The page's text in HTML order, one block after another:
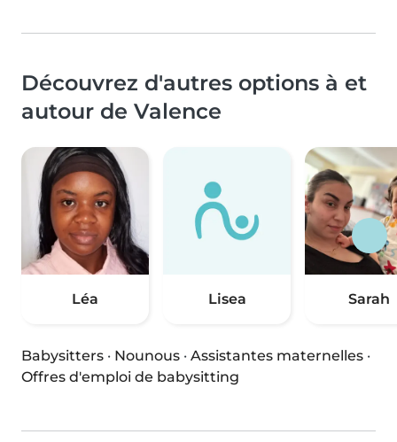
Découvrez d'autres options à et
autour de Valence
Léa Lisea Sarah
Babysitters · Nounous · Assistantes maternelles ·
Offres d'emploi de babysitting